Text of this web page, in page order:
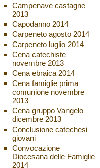
Campenave castagne
2013
Capodanno 2014
Carpeneto agosto 2014
Carpeneto luglio 2014
Cena catechiste
novembre 2013
Cena ebraica 2014
Cena famiglie prima
comunione novembre
2013
Cena gruppo Vangelo
dicembre 2013
Conclusione catechesi
giovani
Convocazione
Diocesana delle Famiglie
2014